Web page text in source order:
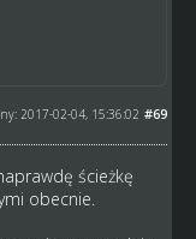
#69
2017-02-04, 15:36:02
ścieżkę
obecnie.